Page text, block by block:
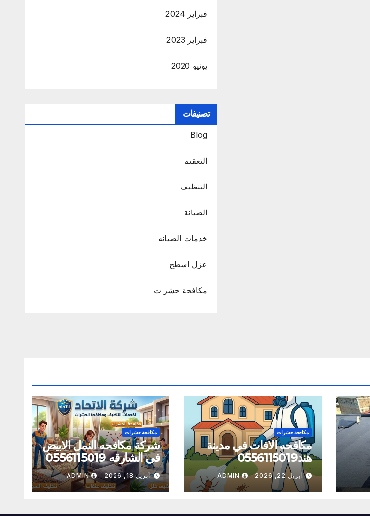
فبراير 2024
فبراير 2023
يونيو 2020
تصنيفات
Blog
التعقيم
التنظيف
الصيانة
خدمات الصيانه
عزل اسطح
مكافحة حشرات
مكافحة حشرات
مكافحه الافات في مدينة
هند0556115019
أبريل 22, 2026 ADMIN
مكافحة حشرات
شركة مكافحه النمل الابيض
في الشارقه 0556115019
أبريل 18, 2026 ADMIN